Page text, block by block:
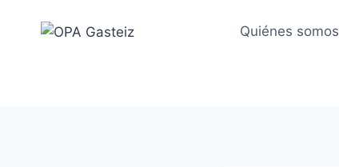
Quiénes somos